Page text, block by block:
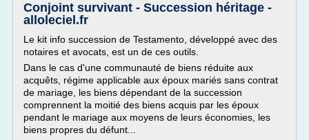
Conjoint survivant - Succession héritage -
alloleciel.fr
Le kit info succession de Testamento, développé avec des
notaires et avocats, est un de ces outils.
Dans le cas d'une communauté de biens réduite aux
acquêts, régime applicable aux époux mariés sans contrat
de mariage, les biens dépendant de la succession
comprennent la moitié des biens acquis par les époux
pendant le mariage aux moyens de leurs économies, les
biens propres du défunt...